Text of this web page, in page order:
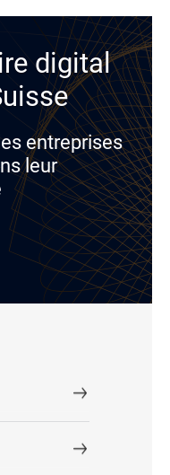
digital
entreprises
leur